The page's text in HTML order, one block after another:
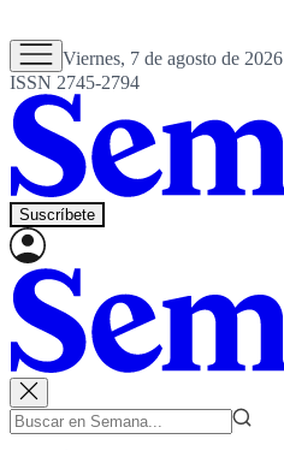
Viernes, 7 de agosto de 2026
ISSN 2745-2794
Suscríbete